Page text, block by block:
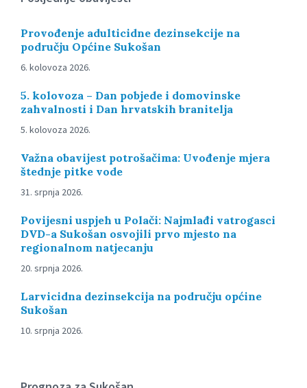
Provođenje adulticidne dezinsekcije na
području Općine Sukošan
6. kolovoza 2026.
5. kolovoza – Dan pobjede i domovinske
zahvalnosti i Dan hrvatskih branitelja
5. kolovoza 2026.
Važna obavijest potrošačima: Uvođenje mjera
štednje pitke vode
31. srpnja 2026.
Povijesni uspjeh u Polači: Najmlađi vatrogasci
DVD-a Sukošan osvojili prvo mjesto na
regionalnom natjecanju
20. srpnja 2026.
Larvicidna dezinsekcija na području općine
Sukošan
10. srpnja 2026.